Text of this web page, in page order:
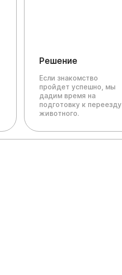
Решение
Если знакомство
пройдет успешно, мы
дадим время на
подготовку к переезду
животного.